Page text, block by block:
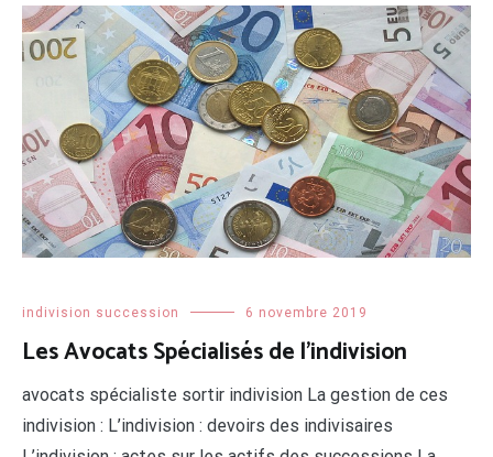
indivision succession 6 novembre 2019
Les Avocats Spécialisés de l’indivision
avocats spécialiste sortir indivision La gestion de ces
indivision : L’indivision : devoirs des indivisaires